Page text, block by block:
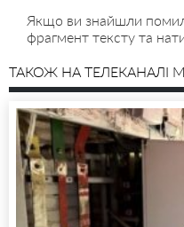
Якщо ви знайшли
фрагмент тексту та
ТАКОЖ НА ТЕЛЕКАНАЛІ